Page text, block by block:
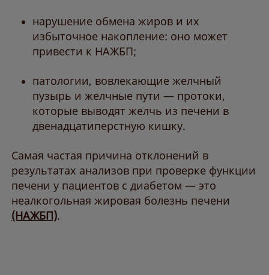
нарушение обмена жиров и их
избыточное накопление: оно может
привести к НАЖБП;
патологии, вовлекающие желчный
пузырь и желчные пути — протоки,
которые выводят желчь из печени в
двенадцатиперстную кишку.
Самая частая причина отклонений в
результатах анализов при проверке функции
печени у пациентов с диабетом — это
неалкогольная жировая болезнь печени
(НАЖБП).